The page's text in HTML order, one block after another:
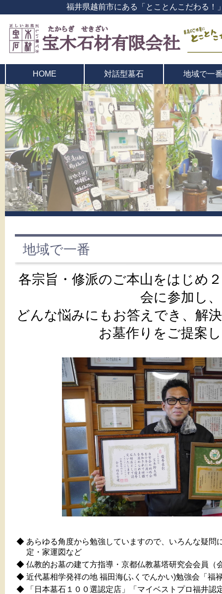
福井県越前市にある「とことんこだわる！
HOME 対話型墓石 地域で一
地域で一番
各宗旨・修派のご本山をはじめ
会に参加し、
どんな悩みにもお答えでき、解
お墓作りをご提案
◆ あらゆる角度から勉強していますので、いろんな疑問
定・家運図など
◆ 仏教的お墓の建て方指導・京都仏教墓塔研究会会員（
◆ 近代墓相学発祥の地 福田海(ふくでんかい)勉強会「福
◆
「日本墓石１００選認定店」「マイベストプロ福井